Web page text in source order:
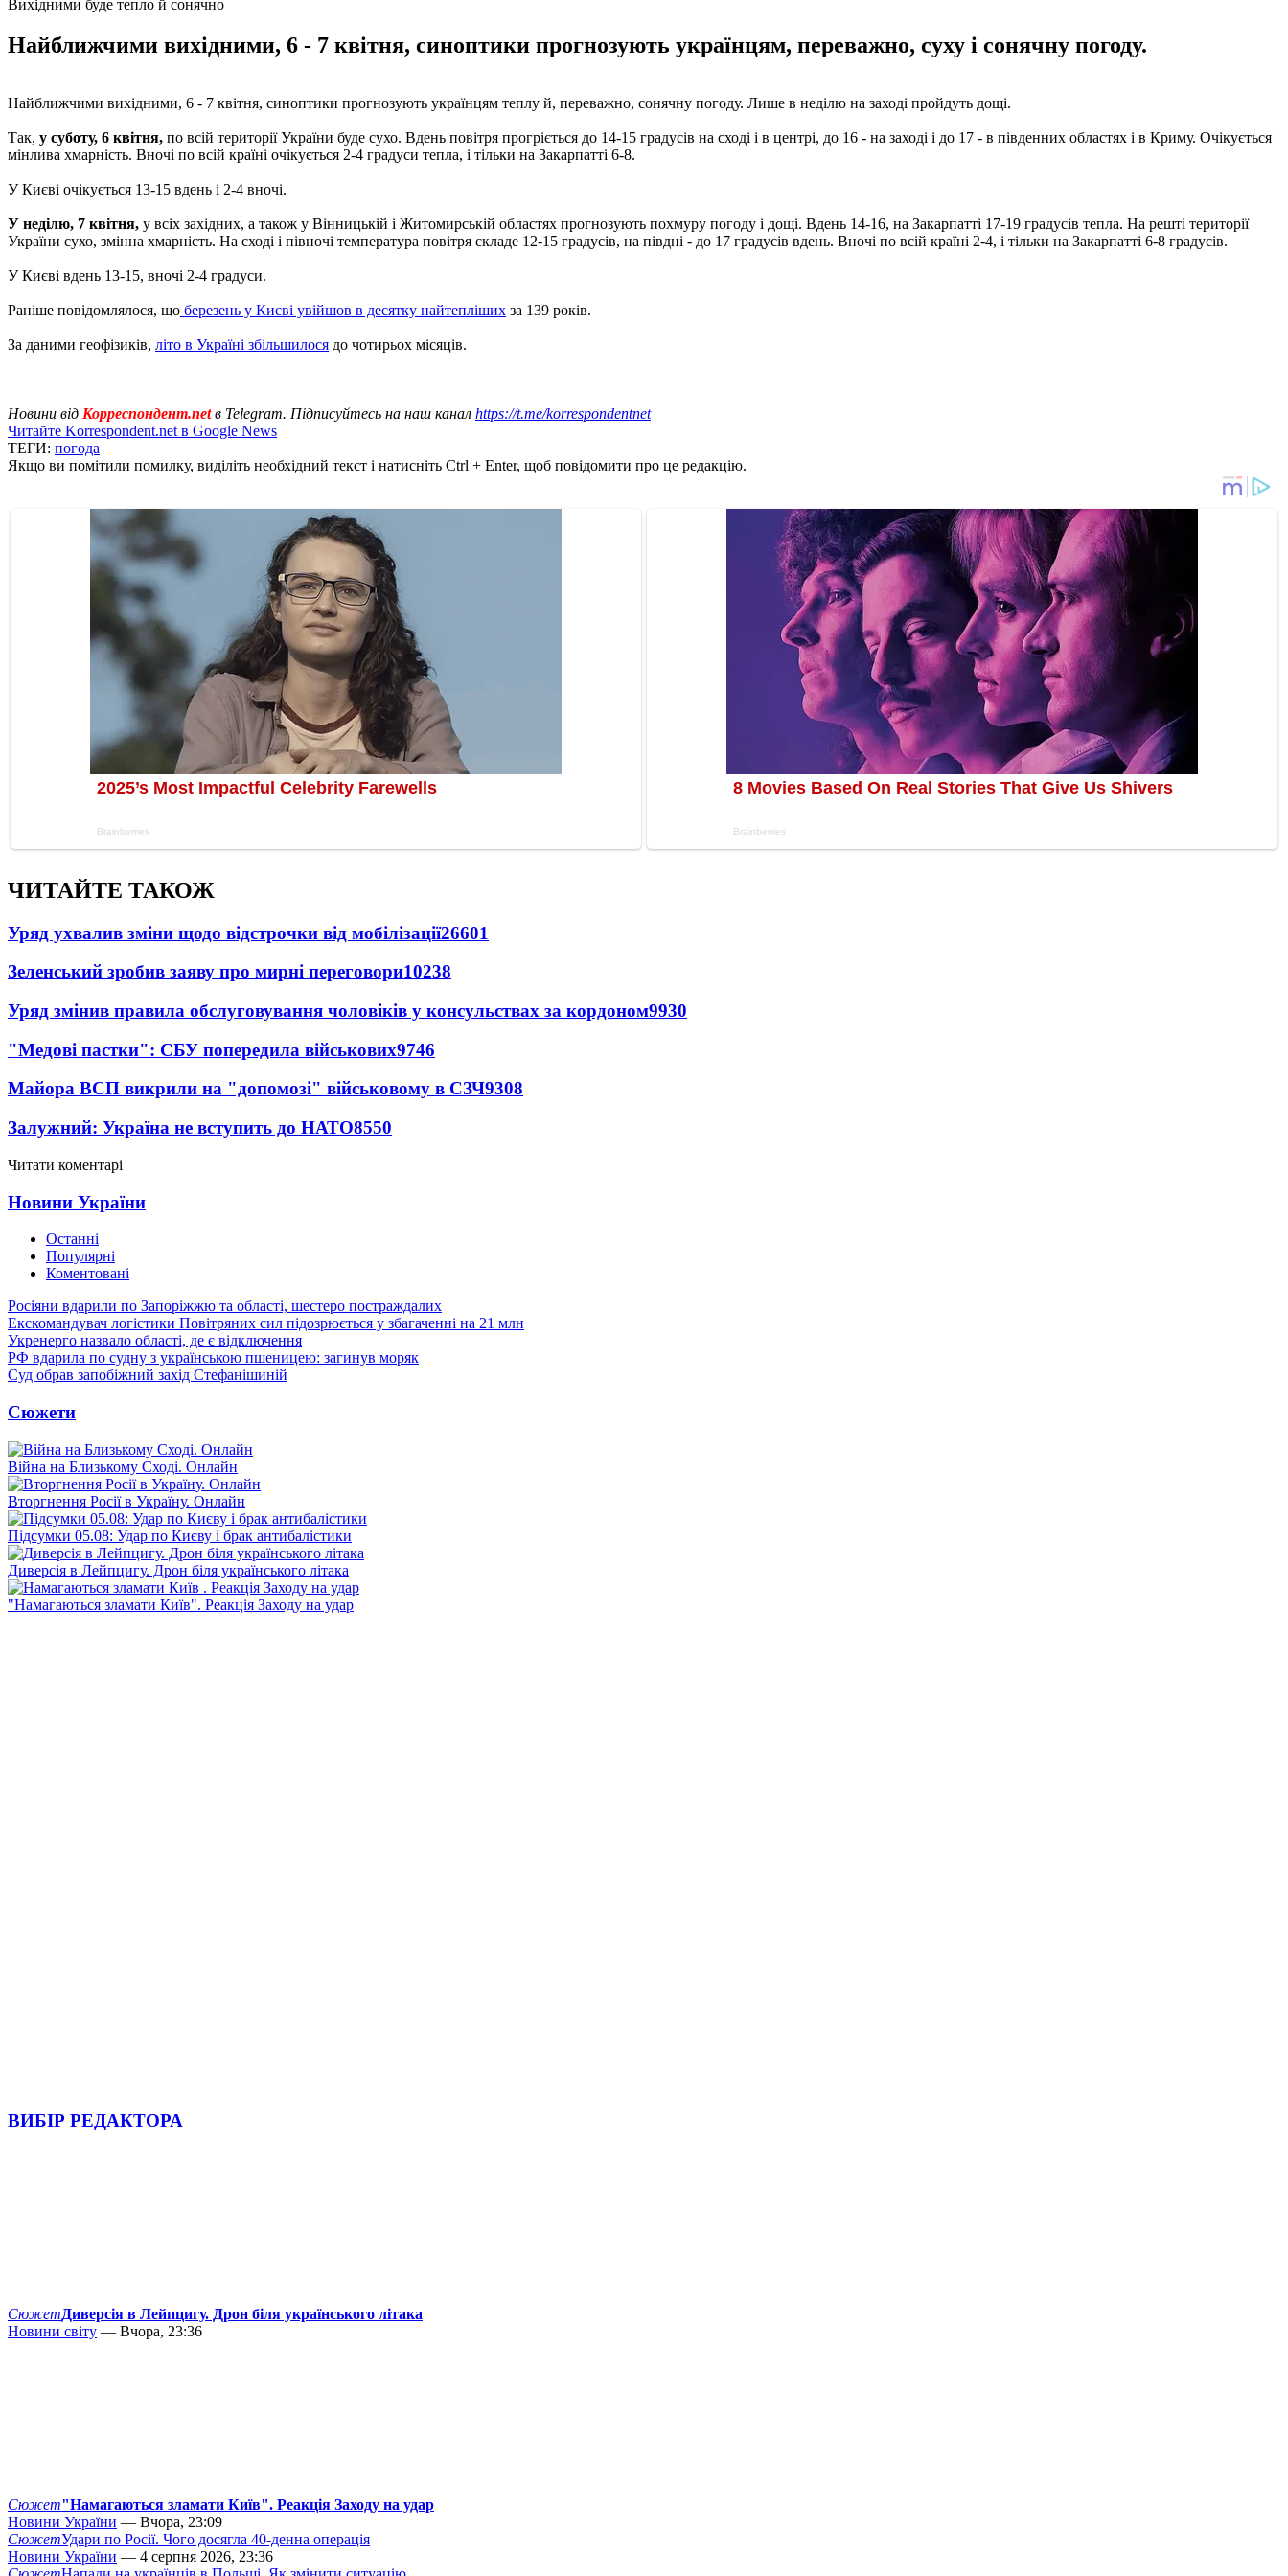
Вихідними буде тепло й сонячно
Найближчими вихідними, 6 - 7 квітня, синоптики прогнозують українцям, переважно, суху і сонячну погоду.
Найближчими вихідними, 6 - 7 квітня, синоптики прогнозують українцям теплу й, переважно, сонячну погоду. Лише в неділю на заході пройдуть дощі.
Так, у суботу, 6 квітня, по всій території України буде сухо. Вдень повітря прогріється до 14-15 градусів на сході і в центрі, до 16 - на заході і до 17 - в південних областях і в Криму. Очікується
мінлива хмарність. Вночі по всій країні очікується 2-4 градуси тепла, і тільки на Закарпатті 6-8.
У Києві очікується 13-15 вдень і 2-4 вночі.
У неділю, 7 квітня, у всіх західних, а також у Вінницькій і Житомирській областях прогнозують похмуру погоду і дощі. Вдень 14-16, на Закарпатті 17-19 градусів тепла. На решті території
України сухо, змінна хмарність. На сході і півночі температура повітря складе 12-15 градусів, на півдні - до 17 градусів вдень. Вночі по всій країні 2-4, і тільки на Закарпатті 6-8 градусів.
У Києві вдень 13-15, вночі 2-4 градуси.
Раніше повідомлялося, що березень у Києві увійшов в десятку найтепліших за 139 років.
За даними геофізиків, літо в Україні збільшилося до чотирьох місяців.
Новини від Корреспондент.netв Telegram. Підписуйтесь на наш канал https://t.me/korrespondentnet
Читайте Korrespondent.net в Google News
ТЕГИ: погода
Якщо ви помітили помилку, виділіть необхідний текст і натисніть Ctrl + Enter, щоб повідомити про це редакцію.
ЧИТАЙТЕ ТАКОЖ
Уряд ухвалив зміни щодо відстрочки від мобілізації26601
Зеленський зробив заяву про мирні переговори10238
Уряд змінив правила обслуговування чоловіків у консульствах за кордоном9930
"Медові пастки": СБУ попередила військових9746
Майора ВСП викрили на "допомозі" військовому в СЗЧ9308
Залужний: Україна не вступить до НАТО8550
Читати коментарі
Новини України
Останні
Популярні
Коментовані
Росіяни вдарили по Запоріжжю та області, шестеро постраждалих
Екскомандувач логістики Повітряних сил підозрюється у збагаченні на 21 млн
Укренерго назвало області, де є відключення
РФ вдарила по судну з українською пшеницею: загинув моряк
Суд обрав запобіжний захід Стефанішиній
Сюжети
Війна на Близькому Сході. Онлайн
Вторгнення Росії в Україну. Онлайн
Підсумки 05.08: Удар по Києву і брак антибалістики
Диверсія в Лейпцигу. Дрон біля українського літака
"Намагаються зламати Київ". Реакція Заходу на удар
ВИБІР РЕДАКТОРА
СюжетДиверсія в Лейпцигу. Дрон біля українського літака
Новини світу — Вчора, 23:36
Сюжет"Намагаються зламати Київ". Реакція Заходу на удар
Новини України — Вчора, 23:09
СюжетУдари по Росії. Чого досягла 40-денна операція
Новини України — 4 серпня 2026, 23:36